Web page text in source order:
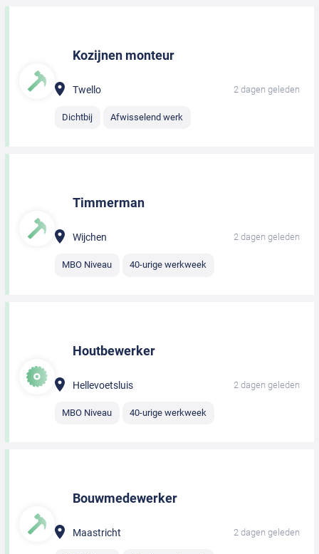
Kozijnen monteur
Twello 2 dagen geleden
Dichtbij Afwisselend werk
Timmerman
Wijchen 2 dagen geleden
MBO Niveau 40-urige werkweek
Houtbewerker
Hellevoetsluis 2 dagen geleden
MBO Niveau 40-urige werkweek
Bouwmedewerker
Maastricht 2 dagen geleden